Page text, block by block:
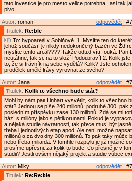
tato investice je pro mesto velice potrebna...asi tak
pivo
odpovědět |
Autor: roman
Titulek: Re:ble
To: hypoareál v Sobiňově. 1. Myslíte ten do
jehož součástí je nikdy nedokončený bazén ve
myslíte tento areál???? Takže odtud vítr fouká. Pan
neutáhne, tak se na to složí Podoubraví! 2. Kolik jste
to, že si trávník na sebe vydělá? Kolik? Jste
prodělek umělé trávy vyrovnat ze svého?
odpovědět |
Autor: Jana
Titulek: Kolik to všechno bude stát?
Mohl by nám pan Linhart vysvětlit, kolik to všechno
stát? Jednou se píše 240 milionů, podruhé 300, pak
posledním příspěvku zase 130 milionů. Zdá se mi
hází s milióny jako s pětikorunami. Pokud je
a nějaká studie návratnosti, tak přece musí být
třeba i jednotlivých etap apod. Ale není možné
miliónů a za dva dny 300 miliónů. To pak taky může
nebo třeba miliarda. V tomhle rozptylu je již možné
prosíme upřesnit za kolik to bude. Co přesně je v
studii? Jestli ovšem nějaký projekt a studie vůbec
odpovědět |
Autor: Miky
Titulek: Re:Re:ble